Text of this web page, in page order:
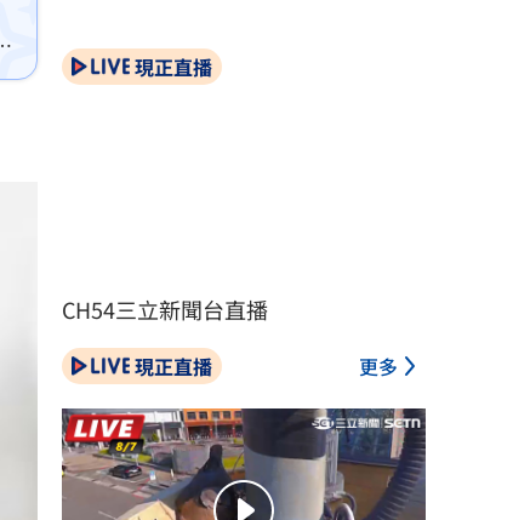
現正直播
CH54三立新聞台直播
現正直播 更多